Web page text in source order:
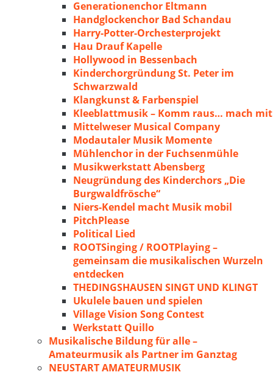
Generationenchor Eltmann
Handglockenchor Bad Schandau
Harry-Potter-Orchesterprojekt
Hau Drauf Kapelle
Hollywood in Bessenbach
Kinderchorgründung St. Peter im
Schwarzwald
Klangkunst & Farbenspiel
Kleeblattmusik – Komm raus… mach mit
Mittelweser Musical Company
Modautaler Musik Momente
Mühlenchor in der Fuchsenmühle
Musikwerkstatt Abensberg
Neugründung des Kinderchors „Die
Burgwaldfrösche“
Niers-Kendel macht Musik mobil
PitchPlease
Political Lied
ROOTSinging / ROOTPlaying –
gemeinsam die musikalischen Wurzeln
entdecken
THEDINGSHAUSEN SINGT UND KLINGT
Ukulele bauen und spielen
Village Vision Song Contest
Werkstatt Quillo
Musikalische Bildung für alle –
Amateurmusik als Partner im Ganztag
NEUSTART AMATEURMUSIK